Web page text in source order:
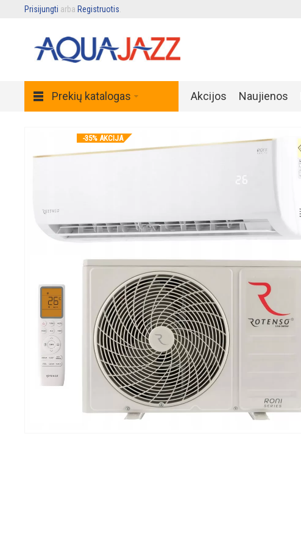
Prisijungti arba Registruotis
Prekių katalogas Akcijos Naujienos
-35% AKCIJA